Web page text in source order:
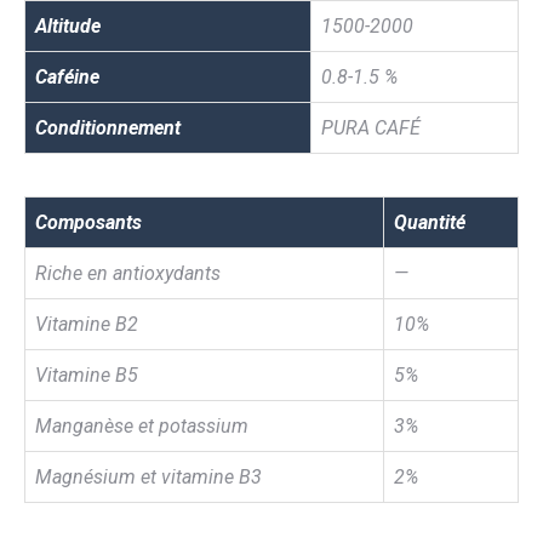
Altitude 1500-2000
Caféine 0.8-1.5 %
Conditionnement PURA CAFÉ
Composants Quantité
Riche en antioxydants —
Vitamine B2 10%
Vitamine B5 5%
Manganèse et potassium 3%
Magnésium et vitamine B3 2%